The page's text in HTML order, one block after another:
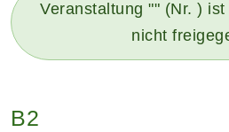
Veranstaltung "" (Nr. )
nicht
B2